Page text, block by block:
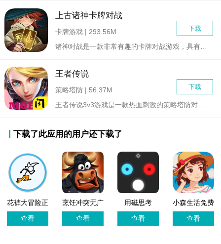
上古诸神卡牌对战
下载
卡牌游戏 | 293.56M
王者传说
下载
策略塔防 | 56.37M
下载了此应用的用户还下载了
花裤大冒险正
版游戏
查看
烹饪冲突无广
告
查看
用磁思考
查看
小森生活免费
版
查看